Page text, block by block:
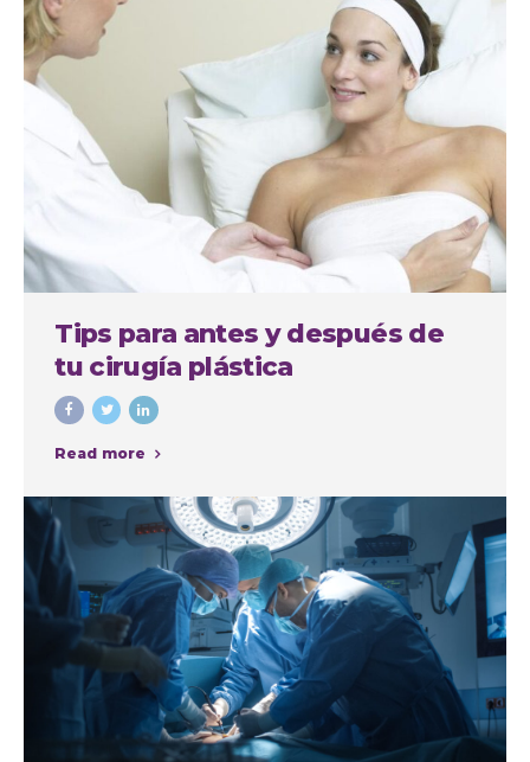
Tips para antes y después de
tu cirugía plástica
Read more